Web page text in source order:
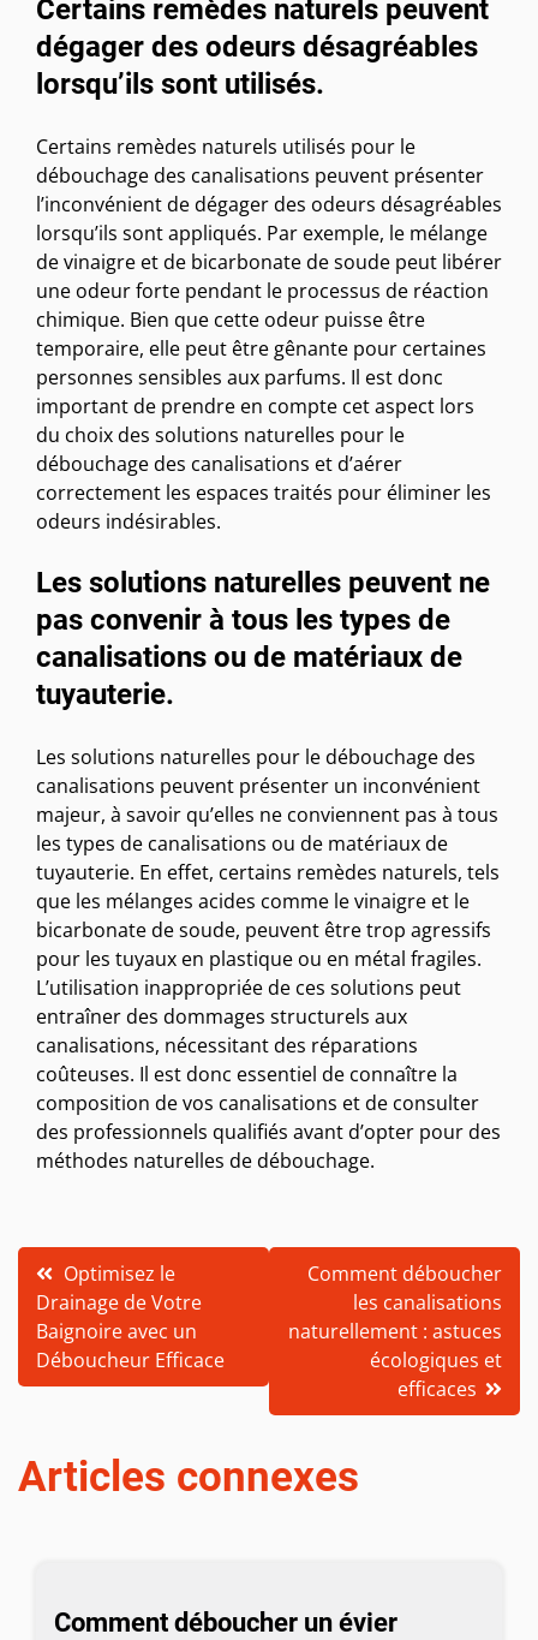
Certains remèdes naturels peuvent
dégager des odeurs désagréables
lorsqu’ils sont utilisés.
Certains remèdes naturels utilisés pour le
débouchage des canalisations peuvent présenter
l’inconvénient de dégager des odeurs désagréables
lorsqu’ils sont appliqués. Par exemple, le mélange
de vinaigre et de bicarbonate de soude peut libérer
une odeur forte pendant le processus de réaction
chimique. Bien que cette odeur puisse être
temporaire, elle peut être gênante pour certaines
personnes sensibles aux parfums. Il est donc
important de prendre en compte cet aspect lors
du choix des solutions naturelles pour le
débouchage des canalisations et d’aérer
correctement les espaces traités pour éliminer les
odeurs indésirables.
Les solutions naturelles peuvent ne
pas convenir à tous les types de
canalisations ou de matériaux de
tuyauterie.
Les solutions naturelles pour le débouchage des
canalisations peuvent présenter un inconvénient
majeur, à savoir qu’elles ne conviennent pas à tous
les types de canalisations ou de matériaux de
tuyauterie. En effet, certains remèdes naturels, tels
que les mélanges acides comme le vinaigre et le
bicarbonate de soude, peuvent être trop agressifs
pour les tuyaux en plastique ou en métal fragiles.
L’utilisation inappropriée de ces solutions peut
entraîner des dommages structurels aux
canalisations, nécessitant des réparations
coûteuses. Il est donc essentiel de connaître la
composition de vos canalisations et de consulter
des professionnels qualifiés avant d’opter pour des
méthodes naturelles de débouchage.
Navigation
de
l’article
Optimisez le
Drainage de Votre
Baignoire avec un
Déboucheur Efficace
Comment déboucher
les canalisations
naturellement : astuces
écologiques et
efficaces
Articles connexes
Comment déboucher un évier